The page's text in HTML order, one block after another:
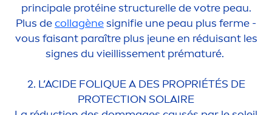
principale protéine structurelle de votre peau.
Plus decollagènesignifie une peau plus ferme -
vous faisant paraître plus jeune en réduisant les
signes du vieillissement prématuré.
2. L’ACIDE FOLIQUE A DES PROPRIÉTÉS DE
PROTECTION SOLAIRE